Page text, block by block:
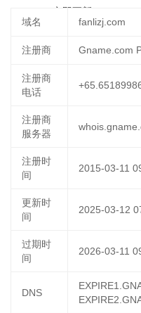
立即更新
域名
fanlizj.com
注册商 Gname.com
注册商
电话
注册商
服务器
注册时
间
2015-03-11
更新时
间
2025-03-12
过期时
间
2026-03-11
DNS